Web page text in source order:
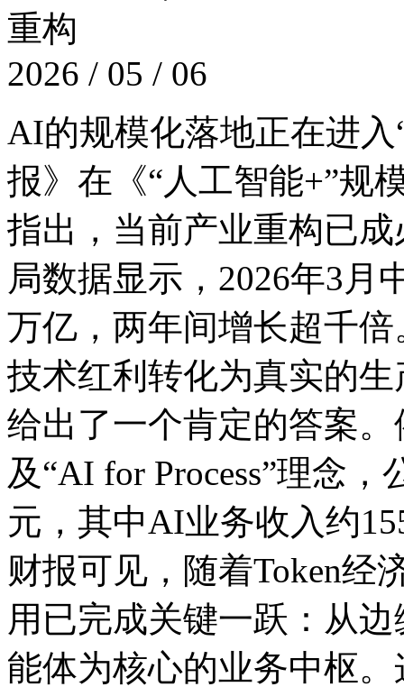
重构
2026 / 05 / 06
AI的规模化落地正在进入“
报》在《“人工智能+”规
指出，当前产业重构
局数据显示，2026年3
万亿，两年间增长超千
技术红利转化为真实的
给出了一个肯定的答案
及“AI for Process”理念
元，其中AI业务收入约
财报可见，随着Token
用已完成关键一跃：从
能体为核心的业务中枢